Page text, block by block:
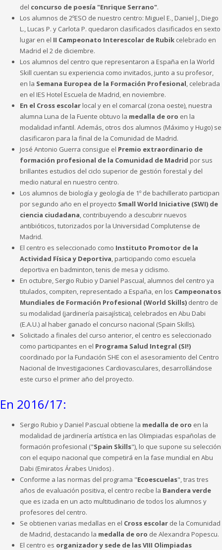
del concurso de poesía "Enrique Serrano".
Los alumnos de 2ºESO de nuestro centro: Miguel E., Daniel J., Diego
L., Lucas P. y Carlota P. quedaron clasificados clasificados en sexto
lugar en el II Campeonato Interescolar de Rubik celebrado en
Madrid el 2 de diciembre.
Los alumnos del centro que representaron a España en la World
Skill cuentan su experiencia como invitados, junto a su profesor,
en la Semana Europea de la Formación Profesional , celebrada
en el IES Hotel Escuela de Madrid, en noviembre.
En el Cross escolarlocal y en el comarcal (zona oeste), nuestra
alumna Luna de la Fuente obtuvo la medalla de oro en la
modalidad infantil. Además, otros dos alumnos (Máximo y Hugo) se
clasificaron para la final de la Comunidad de Madrid.
José Antonio Guerra consigue el Premio extraordinario de
formación profesional de la Comunidad de Madrid por sus
brillantes estudios del ciclo superior de gestión forestal y del
medio natural en nuestro centro.
Los alumnos de biología y geología de 1º de bachillerato participan
por segundo año en el proyecto Small World Iniciative (SWI) de
ciencia ciudadana , contribuyendo a descubrir nuevos
antibióticos, tutorizados por la Universidad Complutense de
Madrid.
El centro es seleccionado como Instituto Promotor de la
Actividad Física y Deportiva , participando como escuela
deportiva en badminton, tenis de mesa y ciclismo.
En octubre, Sergio Rubio y Daniel Pascual, alumnos del centro ya
titulados, compiten, representado a España, en los Campeonatos
Mundiales de Formación Profesional (World Skills) dentro de
su modalidad (jardinería paisajística), celebrados en Abu Dabi
(E.A.U.) al haber ganado el concurso nacional (Spain Skills).
Solicitado a finales del curso anterior, el centro es seleccionado
como participantes en el Programa Salud Integral (SI!)
coordinado por la Fundación SHE con el asesoramiento del Centro
Nacional de Investigaciones Cardiovasculares, desarrollándose
este curso el primer año del proyecto.
En 2016/17:
Sergio Rubio y Daniel Pascual obtiene la medalla de oro en la
modalidad de jardinería artística en las Olimpiadas españolas de
formación profesional ("Spain Skills"), lo que supone su selección
con el equipo nacional que competirá en la fase mundial en Abu
Dabi (Emiratos Árabes Unidos) .
Conforme a las normas del programa "Ecoescuelas", tras tres
años de evaluación positiva, el centro recibe la Bandera verde
que es izada en un acto multitudinario de todos los alumnos y
profesores del centro.
Se obtienen varias medallas en el Cross escolar de la Comunidad
de Madrid, destacando la medalla de oro de Alexandra Popescu.
El centro es organizador y sede de las VIII Olimpiadas